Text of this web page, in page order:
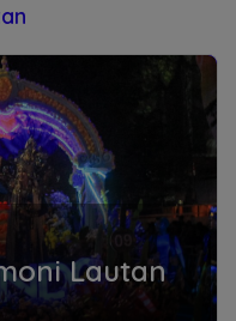
Lautan